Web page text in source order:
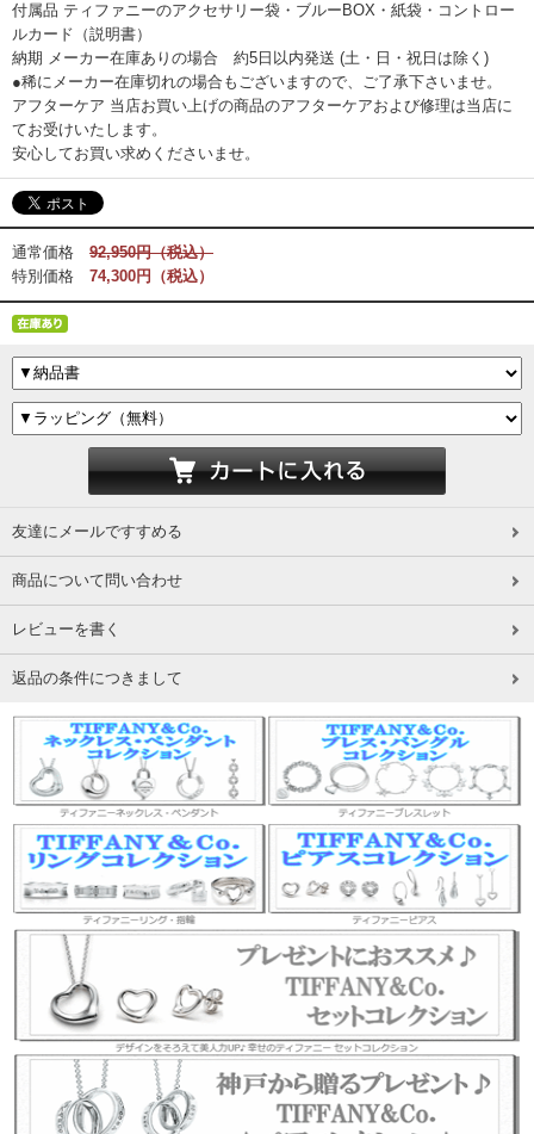
付属品 ティファニーのアクセサリー袋・ブルーBOX・紙袋・コントロー
ルカード（説明書）
納期 メーカー在庫ありの場合 約5日以内発送 (土・日・祝日は除く)
●稀にメーカー在庫切れの場合もございますので、ご了承下さいませ。
アフターケア 当店お買い上げの商品のアフターケアおよび修理は当店に
てお受けいたします。
安心してお買い求めくださいませ。
通常価格
92,950円（税込）
特別価格
74,300円（税込）
友達にメールですすめる
商品について問い合わせ
レビューを書く
返品の条件につきまして